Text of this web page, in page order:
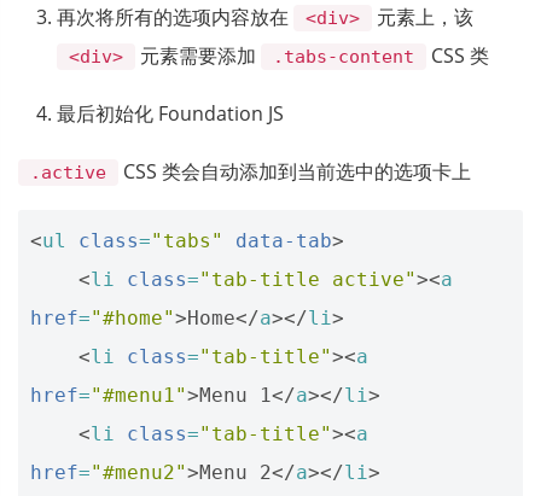
再次将所有的选项内容放在 <div> 元素上，该
<div> 元素需要添加 .tabs-content CSS 类
最后初始化 Foundation JS
.active CSS 类会自动添加到当前选中的选项卡上
<ul class="tabs" data-tab>
<li class="tab-title active"><a
href="#home">Home</a></li>
<li class="tab-title"><a
href="#menu1">Menu 1</a></li>
<li class="tab-title"><a
href="#menu2">Menu 2</a></li>